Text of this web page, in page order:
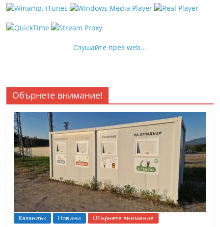
Слушайте през web...
Обърнете внимание!
Казанлък Новини Обърнете внимание